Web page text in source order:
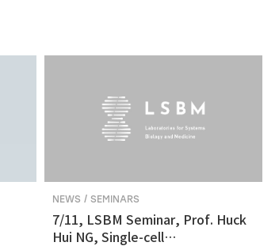
NEWS / SEMINARS
7/11, LSBM Seminar, Prof. Huck
Hui NG, Single-cell